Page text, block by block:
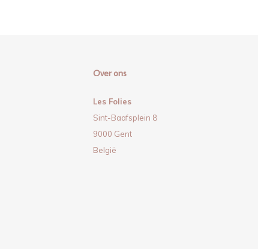
Over ons
Les Folies
Sint-Baafsplein 8
9000 Gent
België